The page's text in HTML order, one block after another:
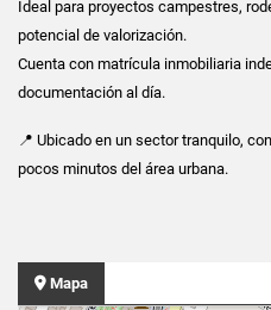
Ideal para proyectos campestres,
potencial de valorización.
Cuenta con matrícula inmobiliaria
documentación al día.
📍 Ubicado en un sector tranquilo,
pocos minutos del área urbana.
Mapa